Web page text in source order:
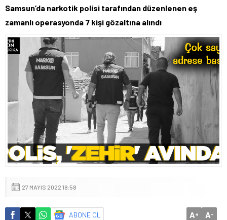
Samsun’da narkotik polisi tarafından düzenlenen eş
zamanlı operasyonda 7 kişi gözaltına alındı
27 MAYIS 2022 18:58
ABONE OL A+ A-